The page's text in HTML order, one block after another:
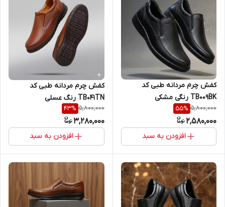
کفش چرم مردانه طبی کد
TB009BK رنگی مشکی
5,800,000
55%
2,580,000
افزودن به سبد
کفش چرم مردانه طبی کد
TB041TN رنگ عسلی
5,800,000
43%
3,280,000
افزودن به سبد